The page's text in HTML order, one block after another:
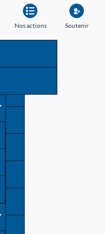
Nos actions Soutenir